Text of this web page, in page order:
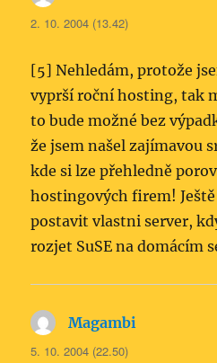
2. 10. 2004 (13.42)
[5] Nehledám, protože
vyprší roční hosting, tak
to bude možné bez
že jsem našel zajímavou
kde si lze přehledně
hostingových firem!
postavit vlastni server,
rozjet SuSE na domácím
Magambi
5. 10. 2004 (22.50)